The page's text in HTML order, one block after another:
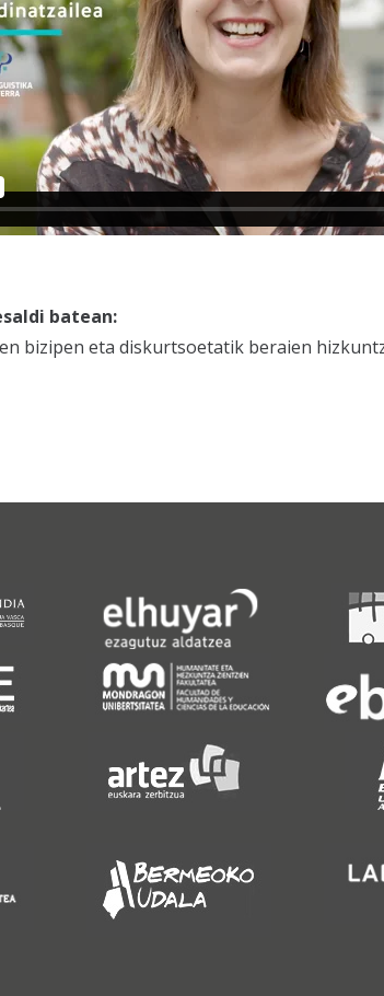
batean:
bizipen eta diskurtsoetatik beraien